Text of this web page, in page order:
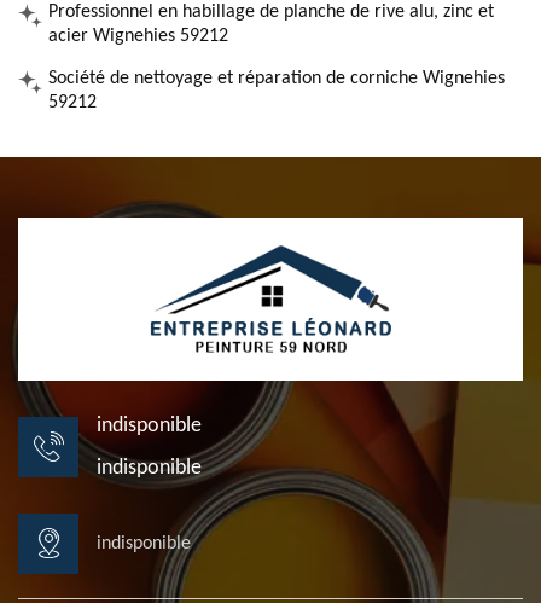
Professionnel en habillage de planche de rive alu, zinc et
acier Wignehies 59212
Société de nettoyage et réparation de corniche Wignehies
59212
indisponible
indisponible
indisponible